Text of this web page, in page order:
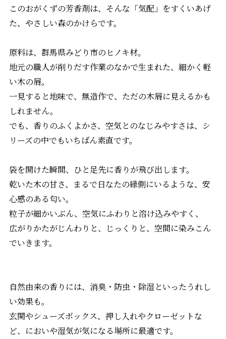
このおがくずの芳香剤は、そんな「気配」をすくいあげ
た、やさしい森のかけらです。
原料は、群馬県みどり市のヒノキ材。
地元の職人が削りだす作業のなかで生まれた、細かく軽
い木の屑。
一見すると地味で、無造作で、ただの木屑に見えるかも
しれません。
でも、香りのふくよかさ、空気とのなじみやすさは、シ
リーズの中でもいちばん素直です。
袋を開けた瞬間、ひと足先に香りが飛び出します。
乾いた木の甘さ、まるで日なたの縁側にいるような、安
心感のある匂い。
粒子が細かいぶん、空気にふわりと溶け込みやすく、
広がりかたがじんわりと、じっくりと、空間に染みこん
でいきます。
自然由来の香りには、消臭・防虫・除湿といったうれし
い効果も。
玄関やシューズボックス、押し入れやクローゼットな
ど、においや湿気が気になる場所に最適です。